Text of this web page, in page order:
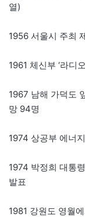
열)
1956 서울시 주최
1961 체신부 ‘라디
1967 남해 가덕도
망 94명
1974 상공부 에너
1974 박정희 대통
발표
1981 강원도 영월